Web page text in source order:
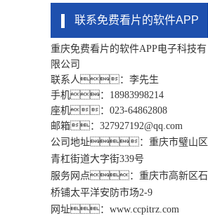
联系免费看片的软件APP
重庆免费看片的软件APP电子科技有
限公司
联系人：李先生
手机：18983998214
座机：023-64862808
邮箱：327927192@qq.com
公司地址：重庆市璧山区
青杠街道大字街339号
服务网点：重庆市高新区石
桥铺太平洋安防市场2-9
网址：www.ccpitrz.com